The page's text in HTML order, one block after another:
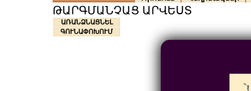
ԹԱՐԳՄԱՆՉԱՑ ԱՐՎԵՍՏ
ԱՌԱՆՁՆԱՑՆԵԼ
ԳՈՒՆԱՓՈԽՈՒՄ